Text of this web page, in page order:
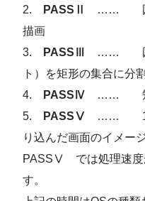
2. PASSⅡ
…… 図形
描画
3.
PASSⅢ
…… 図形
ト）を矩形の集合に分割
4.
PASSⅣ …… 矩
5.
PASSⅤ …… 1か
り込んだ画面のイメー
PASSⅤ では処理速度
す。